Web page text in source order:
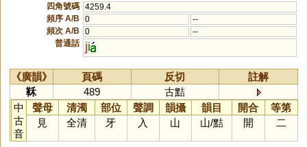
四角號碼 4259.4
頻序 A/B
0
--
頻次 A/B
0
--
普通話
ji
《廣韻》 頁碼 反切
註解
鞂
489
古黠
中
古
音
聲母 清濁 部位 聲調 韻攝 韻目 開合
等第
見
全清 牙 入 山 山/黠 開 二